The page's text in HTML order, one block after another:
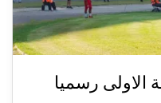
الاولى رسميا